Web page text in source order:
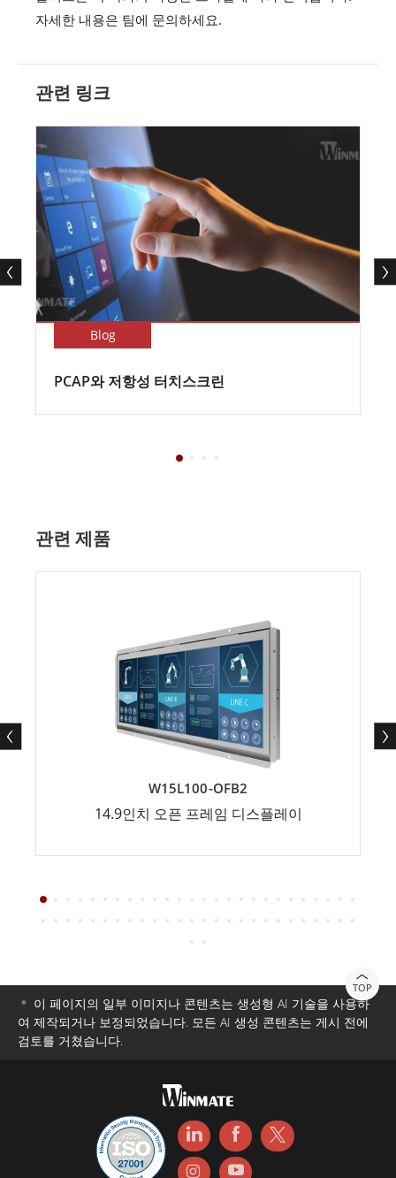
자세한 내용은 팀에 문의하세요.
관련 링크
Blog
PCAP와 저항성 터치스크린
관련 제품
W15L100-OFB2
14.9인치 오픈 프레임 디스플레이
TOP
＊ 이 페이지의 일부 이미지나 콘텐츠는 생성형 AI 기술을 사용하
여 제작되거나 보정되었습니다. 모든 AI 생성 콘텐츠는 게시 전에
검토를 거쳤습니다.